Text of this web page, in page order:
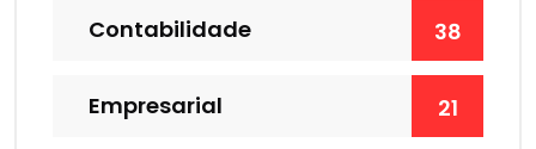
Contabilidade 38
Empresarial 21